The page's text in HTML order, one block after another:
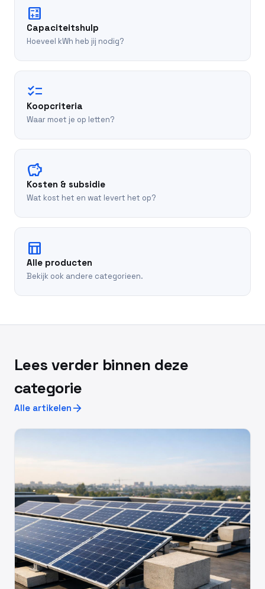
calculate
Capaciteitshulp
Hoeveel kWh heb jij nodig?
checklist
Koopcriteria
Waar moet je op letten?
savings
Kosten & subsidie
Wat kost het en wat levert het op?
table_chart
Alle producten
Bekijk ook andere categorieen.
Lees verder binnen deze
categorie
Alle artikelen arrow_forward